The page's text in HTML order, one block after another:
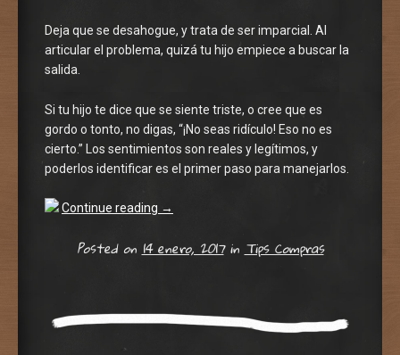
Deja que se desahogue, y trata de ser imparcial. Al
articular el problema, quizá tu hijo empiece a buscar la
salida.
Si tu hijo te dice que se siente triste, o cree que es
gordo o tonto, no digas, “¡No seas ridículo! Eso no es
cierto.” Los sentimientos son reales y legítimos, y
poderlos identificar es el primer paso para manejarlos.
Continue reading →
Posted on 14 enero, 2017 in Tips Compras